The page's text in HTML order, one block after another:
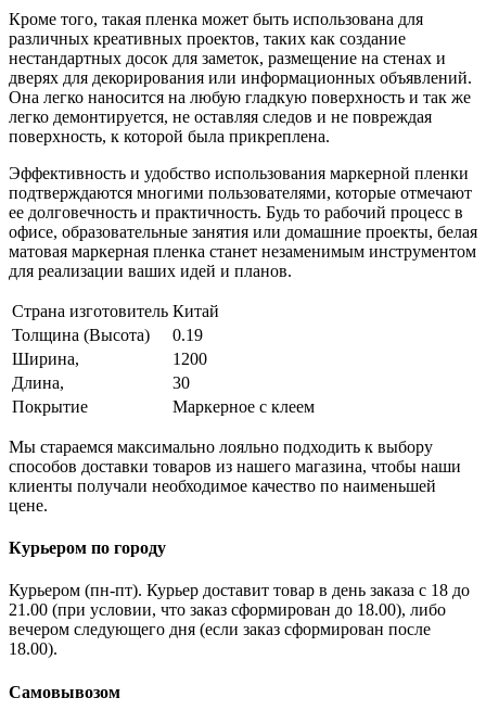
Кроме того, такая пленка может быть использована для
различных креативных проектов, таких как создание
нестандартных досок для заметок, размещение на стенах и
дверях для декорирования или информационных объявлений.
Она легко наносится на любую гладкую поверхность и так же
легко демонтируется, не оставляя следов и не повреждая
поверхность, к которой была прикреплена.
Эффективность и удобство использования маркерной пленки
подтверждаются многими пользователями, которые отмечают
ее долговечность и практичность. Будь то рабочий процесс в
офисе, образовательные занятия или домашние проекты, белая
матовая маркерная пленка станет незаменимым инструментом
для реализации ваших идей и планов.
Страна изготовитель Китай
Толщина (Высота)
0.19
Ширина,
1200
Длина,
30
Покрытие
Маркерное с клеем
Мы стараемся максимально лояльно подходить к выбору
способов доставки товаров из нашего магазина, чтобы наши
клиенты получали необходимое качество по наименьшей
цене.
Курьером по городу
Курьером (пн-пт). Курьер доставит товар в день заказа с 18 до
21.00 (при условии, что заказ сформирован до 18.00), либо
вечером следующего дня (если заказ сформирован после
18.00).
Самовывозом